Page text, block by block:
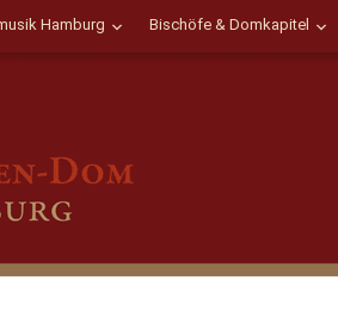
Hamburg Bischöfe & Domkapitel